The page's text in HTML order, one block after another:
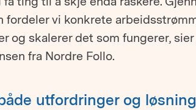
fordeler vi konkrete
og skalerer det som fungerer,
fra Nordre Follo.
utfordringer og